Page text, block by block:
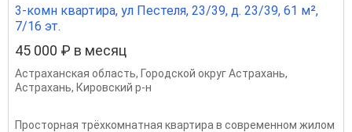
3-комн квартира, ул Пестеля, 23/39, д. 23/39, 61 м²,
7/16 эт.
45 000 ₽ в месяц
Астраханская область, Городской округ Астрахань,
Астрахань, Кировский р-н
Просторная трёхкомнатная квартира в современном жилом